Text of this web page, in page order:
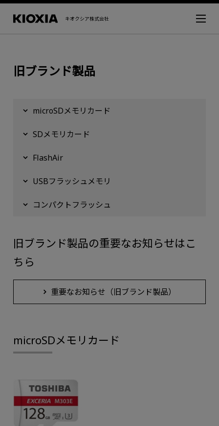
キオクシア株式会社
旧ブランド製品
microSDメモリカード
SDメモリカード
FlashAir
USBフラッシュメモリ
コンパクトフラッシュ
旧ブランド製品の重要なお知らせはこ
ちら
重要なお知らせ（旧ブランド製品）
microSDメモリカード